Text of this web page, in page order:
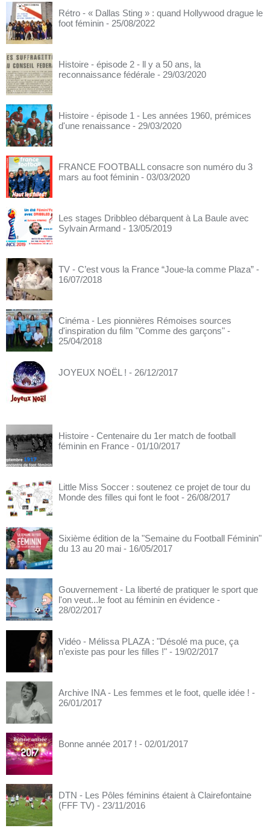
Rétro - « Dallas Sting » : quand Hollywood drague le
foot féminin - 25/08/2022
Histoire - épisode 2 - ll y a 50 ans, la
reconnaissance fédérale - 29/03/2020
Histoire - épisode 1 - Les années 1960, prémices
d'une renaissance - 29/03/2020
FRANCE FOOTBALL consacre son numéro du 3
mars au foot féminin - 03/03/2020
Les stages Dribbleo débarquent à La Baule avec
Sylvain Armand - 13/05/2019
TV - C’est vous la France “Joue-la comme Plaza” -
16/07/2018
Cinéma - Les pionnières Rémoises sources
d'inspiration du film "Comme des garçons" -
25/04/2018
JOYEUX NOËL ! - 26/12/2017
Histoire - Centenaire du 1er match de football
féminin en France - 01/10/2017
Little Miss Soccer : soutenez ce projet de tour du
Monde des filles qui font le foot - 26/08/2017
Sixième édition de la "Semaine du Football Féminin"
du 13 au 20 mai - 16/05/2017
Gouvernement - La liberté de pratiquer le sport que
l'on veut...le foot au féminin en évidence -
28/02/2017
Vidéo - Mélissa PLAZA : "Désolé ma puce, ça
n’existe pas pour les filles !" - 19/02/2017
Archive INA - Les femmes et le foot, quelle idée ! -
26/01/2017
Bonne année 2017 ! - 02/01/2017
DTN - Les Pôles féminins étaient à Clairefontaine
(FFF TV) - 23/11/2016